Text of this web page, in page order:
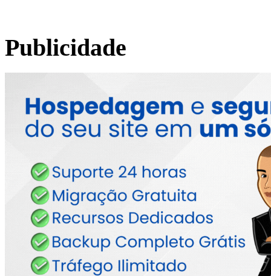
Publicidade